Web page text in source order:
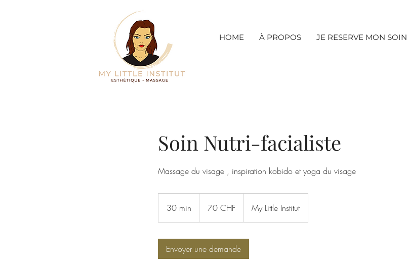
HOME À PROPOS JE RESERVE MON SOIN
Soin Nutri-facialiste
Massage du visage , inspiration kobido et yoga du visage
30 min
0
n
suisses
70 CHF My Little Institut
Envoyer une demande